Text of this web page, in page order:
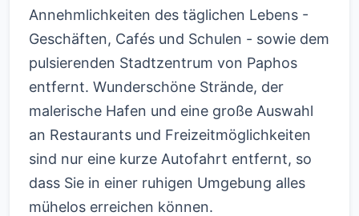
Annehmlichkeiten des täglichen Lebens -
Geschäften, Cafés und Schulen - sowie dem
pulsierenden Stadtzentrum von Paphos
entfernt. Wunderschöne Strände, der
malerische Hafen und eine große Auswahl
an Restaurants und Freizeitmöglichkeiten
sind nur eine kurze Autofahrt entfernt, so
dass Sie in einer ruhigen Umgebung alles
mühelos erreichen können.